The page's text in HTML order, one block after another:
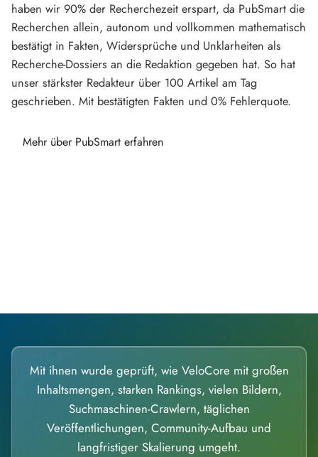
haben wir 90% der Recherchezeit erspart, da PubSmart die
Recherchen allein, autonom und vollkommen mathematisch
bestätigt in Fakten, Widersprüche und Unklarheiten als
Recherche-Dossiers an die Redaktion gegeben hat. So hat
unser stärkster Redakteur über 100 Artikel am Tag
geschrieben. Mit bestätigten Fakten und 0% Fehlerquote.
Mehr über PubSmart erfahren
Mit ihnen wurde geprüft, wie VeloCore mit großen
Inhaltsmengen, starken Rankings, vielen Bildern,
Suchmaschinen-Crawlern, täglichen
Veröffentlichungen, Community-Aufbau und
langfristiger Skalierung umgeht.